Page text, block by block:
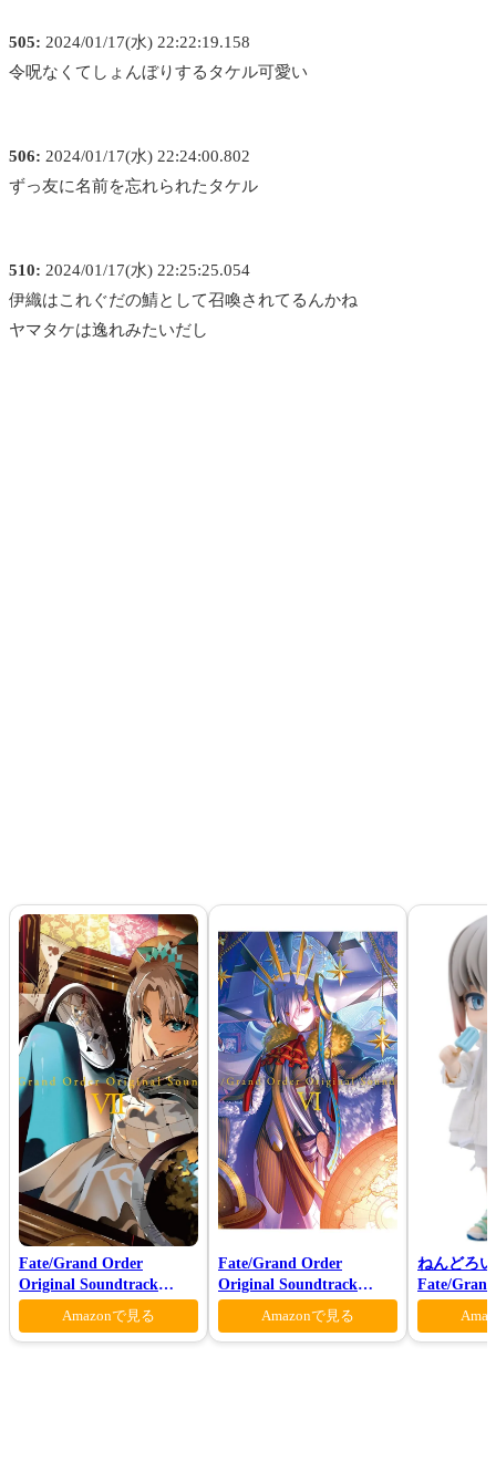
505: 2024/01/17(水) 22:22:19.158
令呪なくてしょんぼりするタケル可愛い
506: 2024/01/17(水) 22:24:00.802
ずっ友に名前を忘れられたタケル
510: 2024/01/17(水) 22:25:25.054
伊織はこれぐだの鯖として召喚されてるんかね
ヤマタケは逸れみたいだし
Fate/Grand Order
Original Soundtrack
Ⅶ(初回仕様限定盤)
Amazonで見る
Fate/Grand Order
Original Soundtrack
VI(初回仕様限定盤)
Amazonで見る
ねんどろ
Fate/
ンダー/オ
マー・プ